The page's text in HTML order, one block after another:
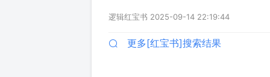
作系统、人工智能等关键技术。 ◇方案内
逻辑红宝书 2025-09-14 22:19:44
更多[红宝书]搜索结果